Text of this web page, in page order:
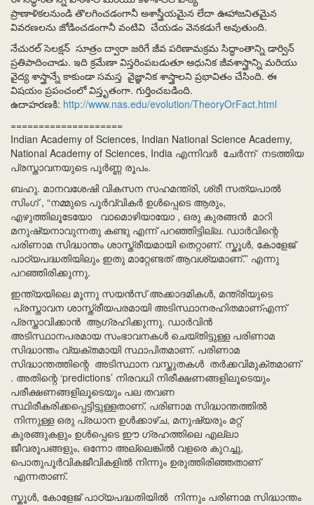
ప్రాణాళికలనుండి తొలగించడంగానీ అశాస్త్రీయమైన లేదా ఊహాజనితమైన
వివరణలను జోడించడంగానీ వంటివి చేయడం వెనకడుగే అవుతుంది.
నేచురల్ సెలక్షన్ సూత్రం ద్వారా జరిగే జీవ పరిణామక్రమ సిద్ధాంతాన్ని డార్విన్
ప్రతిపాదించాడు. ఇది క్రమేణా విస్తరింపబడుతూ ఆధునిక జీవశాస్త్రాన్ని మరియు
వైద్య శాస్త్రాన్నే కాకుండా సమస్త వైజ్ఞానిక శాస్త్రాలని ప్రభావితం చేసింది. ఈ
విషయం ప్రపంచంలో విస్తృతంగా. గుర్తించబడింది.
ఉదాహరణకి: http://www.nas.edu/evolution/TheoryOrFact.html
====================
Indian Academy of Sciences, Indian National Science Academy,
National Academy of Sciences, India എന്നിവർ ചേർന്ന് നടത്തിയ
പ്രസ്താവനയുടെ പൂർണ്ണ രൂപം.
ബഹു. മാനവശേഷി വികസന സഹമന്ത്രി, ശ്രീ സത്യപാൽ
സിംഗ് , “നമ്മുടെ പൂർവ്വികർ ഉൾപ്പെടെ ആരും,
എഴുത്തിലൂടേയോ വാമൊഴിയായോ , ഒരു കുരങ്ങൻ മാറി
മനുഷ്യനാവുന്നതു കണ്ടു എന്ന് പറഞ്ഞിട്ടില്ല. ഡാർവിന്റെ
പരിണാമ സിദ്ധാന്തം ശാസ്ത്രീയമായി തെറ്റാണ്. സ്കൂൾ, കോളേജ്
പാഠ്യപദ്ധതിയിലും ഇതു മാറ്റേണ്ടത് ആവശ്യമാണ്.” എന്നു
പറഞ്ഞിരിക്കുന്നു.
ഇന്ത്യയിലെ മൂന്നു സയൻസ് അക്കാദമികൾ, മന്ത്രിയുടെ
പ്രസ്താവന ശാസ്ത്രീയപരമായി അടിസ്ഥാനരഹിതമാണ്എന്ന്
പ്രസ്താവിക്കാൻ ആഗ്രഹിക്കുന്നു. ഡാർവിൻ
അടിസ്ഥാനപരമായ സംഭാവനകൾ ചെയ്തിട്ടുള്ള പരിണാമ
സിദ്ധാന്തം വ്യക്തമായി സ്ഥാപിതമാണ്. പരിണാമ
സിദ്ധാന്തത്തിന്റെ അടിസ്ഥാന വസ്തുതകൾ തർക്കവിമുക്തമാണ്
. അതിന്റെ ‘predictions’ നിരവധി നിരീക്ഷണങ്ങളിലൂടെയും
പരീക്ഷണങ്ങളിലൂടെയും പല തവണ
സ്ഥിരീകരിക്കപ്പെട്ടിട്ടുള്ളതാണ്. പരിണാമ സിദ്ധാന്തത്തിൽ
നിന്നുള്ള ഒരു പ്രധാന ഉൾക്കാഴ്ച, മനുഷ്യരും മറ്റ്
കുരങ്ങുകളും ഉൾപ്പെടെ ഈ ഗ്രഹത്തിലെ എല്ലാ
ജീവരൂപങ്ങളും, ഒന്നോ അല്ലെങ്കിൽ വളരെ കുറച്ചു,
പൊതുപൂർവികജീവികളിൽ നിന്നും ഉരുത്തിരിഞ്ഞതാണ്
എന്നതാണ്.
സ്കൂൾ, കോളേജ് പാഠ്യപദ്ധതിയിൽ നിന്നും പരിണാമ സിദ്ധാന്തം